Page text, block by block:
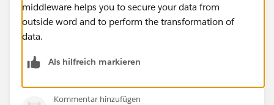
middleware helps you to secure your data from
outside word and to perform the transformation of
data.
Als hilfreich markieren
Kommentar hinzufügen